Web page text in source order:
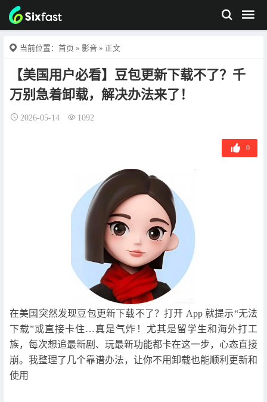
当前位置： 首页 » 影音 » 正文
【美国用户必看】豆包更新下载不了？千
万别急着卸载，解决办法来了！
2026-05-14 1092
0
在美国突然发现豆包更新下载不了？打开 App 就提示“无法
下载”或直接卡住…真是气炸！尤其是留学生和海外打工
族，每次想追最新剧、玩最新功能都卡在这一步，心态直接
崩。我整理了几个靠谱办法，让你不用卸载也能顺利更新和
使用